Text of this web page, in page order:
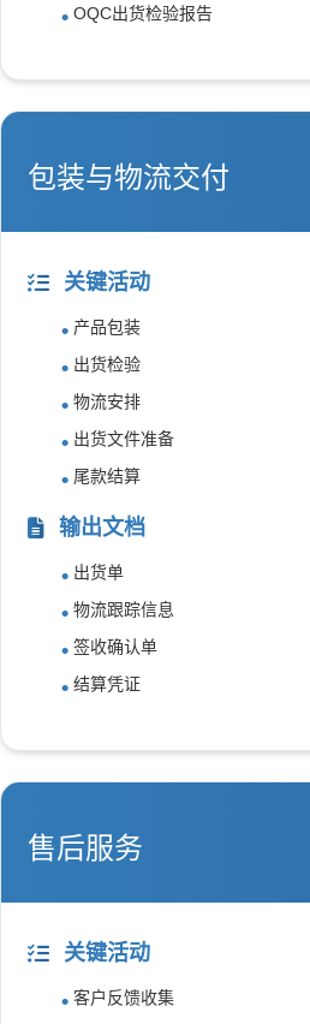
OQC出货检验报告
包装与物流交付
关键活动
产品包装
出货检验
物流安排
出货文件准备
尾款结算
输出文档
出货单
物流跟踪信息
签收确认单
结算凭证
售后服务
关键活动
客户反馈收集